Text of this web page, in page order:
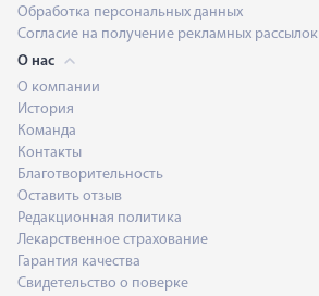
Обработка персональных данных
Согласие на получение рекламных рассылок
О нас
О компании
История
Команда
Контакты
Благотворительность
Оставить отзыв
Редакционная политика
Лекарственное страхование
Гарантия качества
Свидетельство о поверке